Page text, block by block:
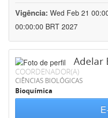
Vigência: Wed Feb 21
00:00:00 BRT 2027
Adelar
COORDENADOR(A)
CIÊNCIAS BIOLÓGICAS
Bioquímica